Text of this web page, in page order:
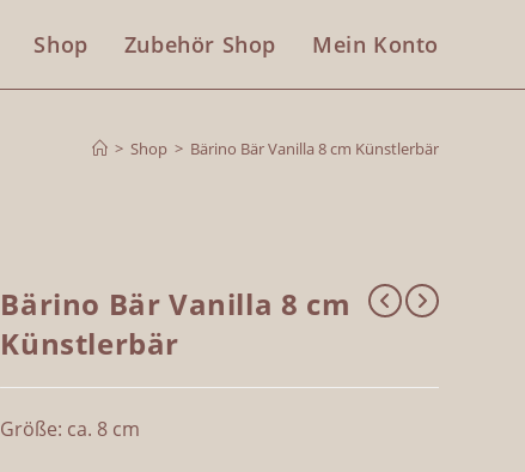
Shop Zubehör Shop Mein Konto
> Shop > Bärino Bär Vanilla 8 cm Künstlerbär
Bärino Bär Vanilla 8 cm
Künstlerbär
Größe: ca. 8 cm